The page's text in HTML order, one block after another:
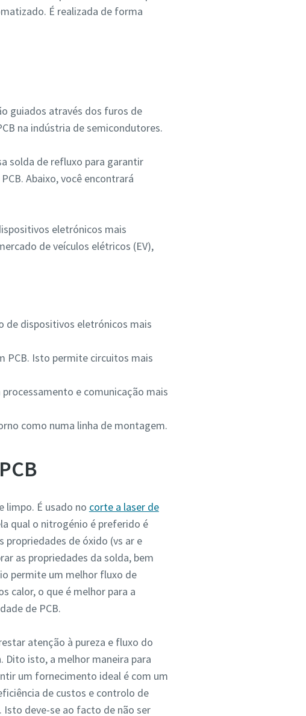
É realizada de forma
guiados através dos furos de
na indústria de semicondutores.
solda de refluxo para garantir
Abaixo, você encontrará
eletrónicos mais
de veículos elétricos (EV),
de dispositivos eletrónicos mais
PCB. Isto permite circuitos mais
e comunicação mais
como numa linha de montagem.
limpo. É usado no corte a laser de
qual o nitrogénio é preferido é
propriedades de óxido (vs ar e
as propriedades da solda, bem
permite um melhor fluxo de
calor, o que é melhor para a
de PCB.
atenção à pureza e fluxo do
isto, a melhor maneira para
um fornecimento ideal é com um
de custos e controlo de
deve-se ao facto de não ser